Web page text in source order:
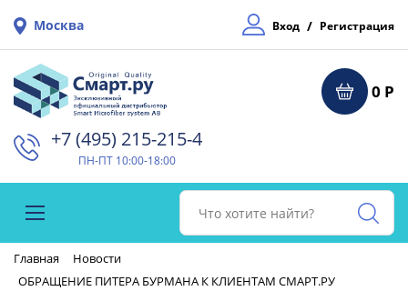
Москва Вход / Регистрация
0 Р
+7 (495) 215-215-4⁠
ПН-ПТ 10:00-18:00
Главная
Новости
ОБРАЩЕНИЕ ПИТЕРА БУРМАНА К КЛИЕНТАМ СМАРТ.РУ